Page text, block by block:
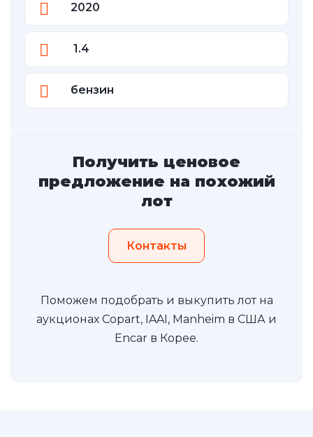
2020
1.4
бензин
Получить ценовое
предложение на похожий
лот
Контакты
Поможем подобрать и выкупить лот на
аукционах Copart, IAAI, Manheim в США и
Encar в Корее.